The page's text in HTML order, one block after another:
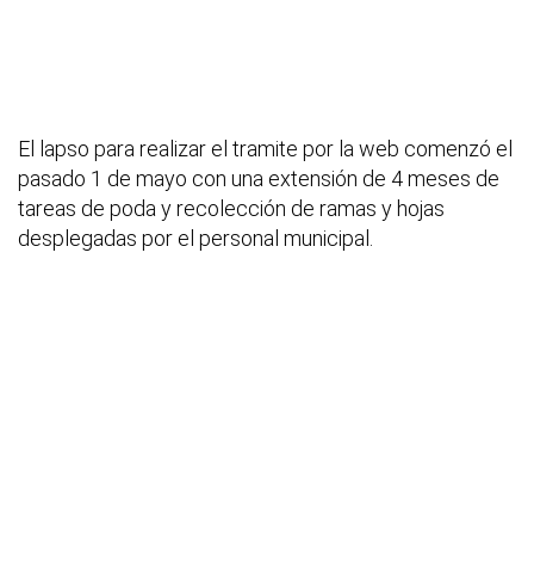
El lapso para realizar el tramite por la web comenzó el
pasado 1 de mayo con una extensión de 4 meses de
tareas de poda y recolección de ramas y hojas
desplegadas por el personal municipal.